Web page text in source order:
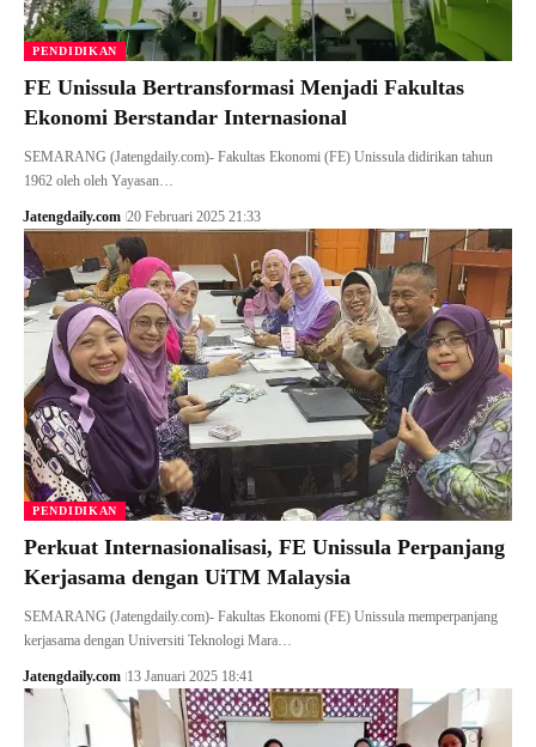
PENDIDIKAN
FE Unissula Bertransformasi Menjadi Fakultas
Ekonomi Berstandar Internasional
SEMARANG (Jatengdaily.com)- Fakultas Ekonomi (FE) Unissula didirikan tahun
1962 oleh oleh Yayasan…
Jatengdaily.com 20 Februari 2025 21:33
PENDIDIKAN
Perkuat Internasionalisasi, FE Unissula Perpanjang
Kerjasama dengan UiTM Malaysia
SEMARANG (Jatengdaily.com)- Fakultas Ekonomi (FE) Unissula memperpanjang
kerjasama dengan Universiti Teknologi Mara…
Jatengdaily.com 13 Januari 2025 18:41